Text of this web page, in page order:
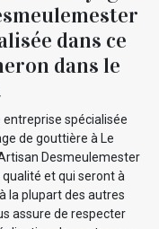
dans ce
dans le
spécialisée
de gouttière à Le
Desmeulemester
et qui seront à
la plupart des autres
assure de respecter